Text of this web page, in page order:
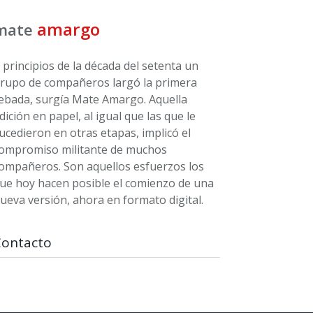
amargo
principios de la década del setenta un
de compañeros largó la primera
surgía Mate Amargo. Aquella
en papel, al igual que las que le
en otras etapas, implicó el
militante de muchos
Son aquellos esfuerzos los
hoy hacen posible el comienzo de una
versión, ahora en formato digital.